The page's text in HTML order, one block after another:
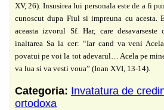
XV, 26). Insusirea lui personala este de a fi
cunoscut dupa Fiul si impreuna cu acesta.
aceasta izvorul Sf. Har, care
inaltarea Sa la cer: “Iar cand va veni
povatui pe voi la tot adevarul… Acela pe
va lua si va vesti voua” (Ioan XVI, 13-14).
Categoria: Invatatura de
ortodoxa